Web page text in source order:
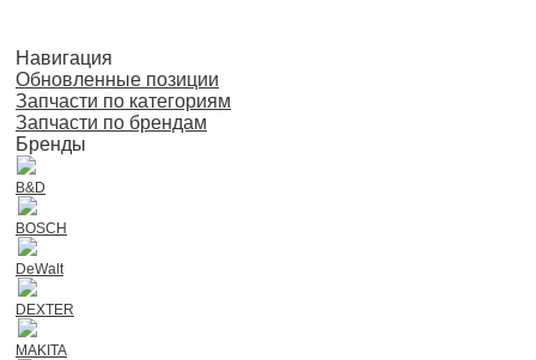
Навигация
Обновленные позиции
Запчасти по категориям
Запчасти по брендам
Бренды
B&D
BOSCH
DeWalt
DEXTER
MAKITA